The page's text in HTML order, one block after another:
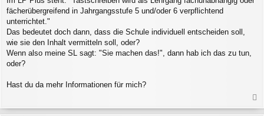
fächerübergreifend in Jahrgangsstufe 5 und/oder 6 verpflichtend
unterrichtet."
Das bedeutet doch dann, dass die Schule individuell entscheiden soll,
wie sie den Inhalt vermitteln soll, oder?
Wenn also meine SL sagt: "Sie machen das!", dann hab ich das zu tun,
oder?
Hast du da mehr Informationen für mich?
a